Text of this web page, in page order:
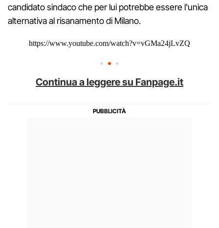
candidato sindaco che per lui potrebbe essere l'unica
alternativa al risanamento di Milano.
https://www.youtube.com/watch?v=vGMa24jLvZQ
Continua a leggere su Fanpage.it